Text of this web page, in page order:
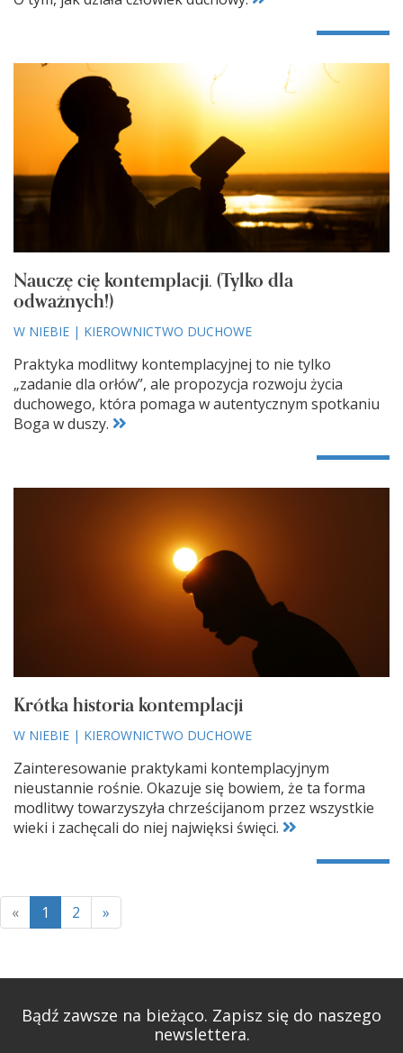
Nauczę cię kontemplacji. (Tylko dla
odważnych!)
W NIEBIE | KIEROWNICTWO DUCHOWE
Praktyka modlitwy kontemplacyjnej to nie tylko
„zadanie dla orłów”, ale propozycja rozwoju życia
duchowego, która pomaga w autentycznym spotkaniu
Boga w duszy.
Krótka historia kontemplacji
W NIEBIE | KIEROWNICTWO DUCHOWE
Zainteresowanie praktykami kontemplacyjnym
nieustannie rośnie. Okazuje się bowiem, że ta forma
modlitwy towarzyszyła chrześcijanom przez wszystkie
wieki i zachęcali do niej najwięksi święci.
« 1 2 »
Bądź zawsze na bieżąco. Zapisz się do naszego
newslettera.